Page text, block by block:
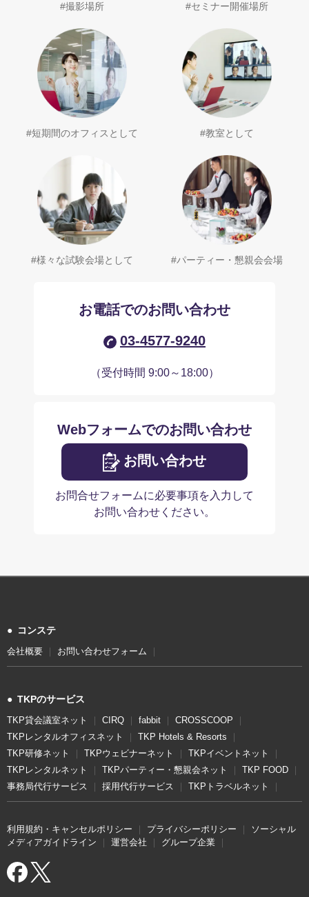
#撮影場所 #セミナー開催場所
#短期間のオフィスとして #教室として
#様々な試験会場として #パーティー・懇親会会場
お電話でのお問い合わせ
03-4577-9240
（受付時間 9:00～18:00）
Webフォームでのお問い合わせ
お問い合わせ
お問合せフォームに必要事項を入力して
お問い合わせください。
● コンステ
会社概要 お問い合わせフォーム
● TKPのサービス
TKP貸会議室ネット CIRQ fabbit
CROSSCOOP
TKPレンタルオフィスネット
TKP Hotels & Resorts
TKP研修ネット
TKPウェビナーネット
TKPイベントネット
TKPレンタルネット
TKPパーティー・懇親会ネット
TKP FOOD
事務局代行サービス
採用代行サービス TKPトラベルネット
利用規約・キャンセルポリシー プライバシーポリシー
ソーシャル
メディアガイドライン
運営会社 グループ企業